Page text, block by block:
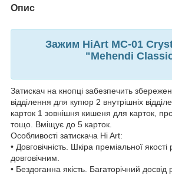
Опис
Зажим HiArt MC-01
"Mehendi
Затискач на кнопці забезпечить
відділення для купюр 2 внутрішніх
карток 1 зовнішня кишеня для карток,
тощо. Вміщує до 5 карток.
Особливості затискача Hi Art:
• Довговічність. Шкіра преміальної
довговічним.
• Бездоганна якість. Багаторічний